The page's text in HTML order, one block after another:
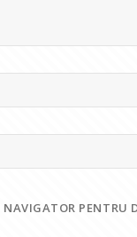
PENTRU